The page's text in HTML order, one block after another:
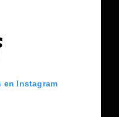
en Instagram